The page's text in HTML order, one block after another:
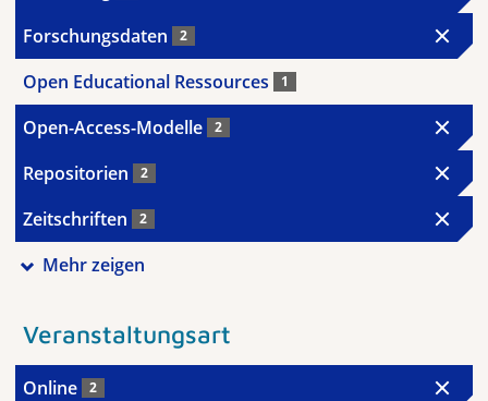
Forschungsdaten 2
Open Educational Ressources 1
Open-Access-Modelle 2
Repositorien 2
Zeitschriften 2
Mehr zeigen
Veranstaltungsart
Online 2